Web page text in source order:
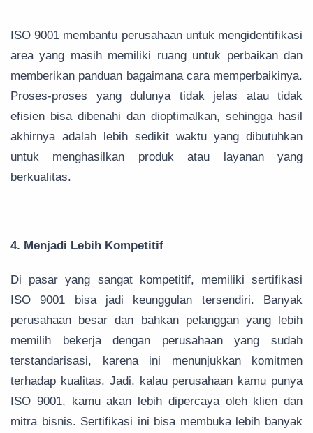
ISO 9001 membantu perusahaan untuk mengidentifikasi
area yang masih memiliki ruang untuk perbaikan dan
memberikan panduan bagaimana cara memperbaikinya.
Proses-proses yang dulunya tidak jelas atau tidak
efisien bisa dibenahi dan dioptimalkan, sehingga hasil
akhirnya adalah lebih sedikit waktu yang dibutuhkan
untuk menghasilkan produk atau layanan yang
berkualitas.
4. Menjadi Lebih Kompetitif
Di pasar yang sangat kompetitif, memiliki sertifikasi
ISO 9001 bisa jadi keunggulan tersendiri. Banyak
perusahaan besar dan bahkan pelanggan yang lebih
memilih bekerja dengan perusahaan yang sudah
terstandarisasi, karena ini menunjukkan komitmen
terhadap kualitas. Jadi, kalau perusahaan kamu punya
ISO 9001, kamu akan lebih dipercaya oleh klien dan
mitra bisnis. Sertifikasi ini bisa membuka lebih banyak